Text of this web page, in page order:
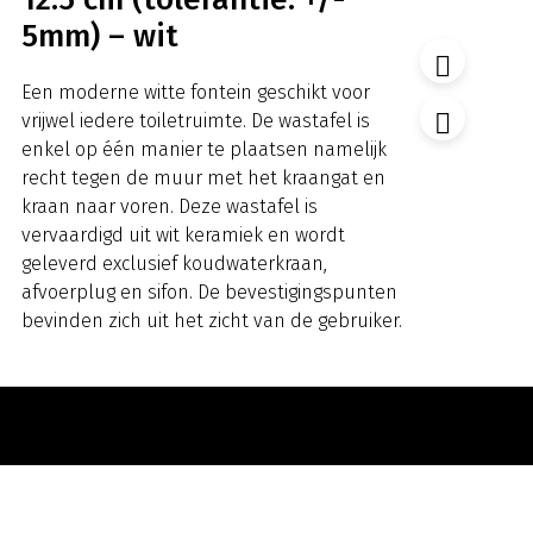
5mm) – wit
Een moderne witte fontein geschikt voor
vrijwel iedere toiletruimte. De wastafel is
enkel op één manier te plaatsen namelijk
recht tegen de muur met het kraangat en
kraan naar voren. Deze wastafel is
vervaardigd uit wit keramiek en wordt
geleverd exclusief koudwaterkraan,
afvoerplug en sifon. De bevestigingspunten
bevinden zich uit het zicht van de gebruiker.